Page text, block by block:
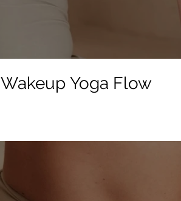
Wakeup Yoga Flow